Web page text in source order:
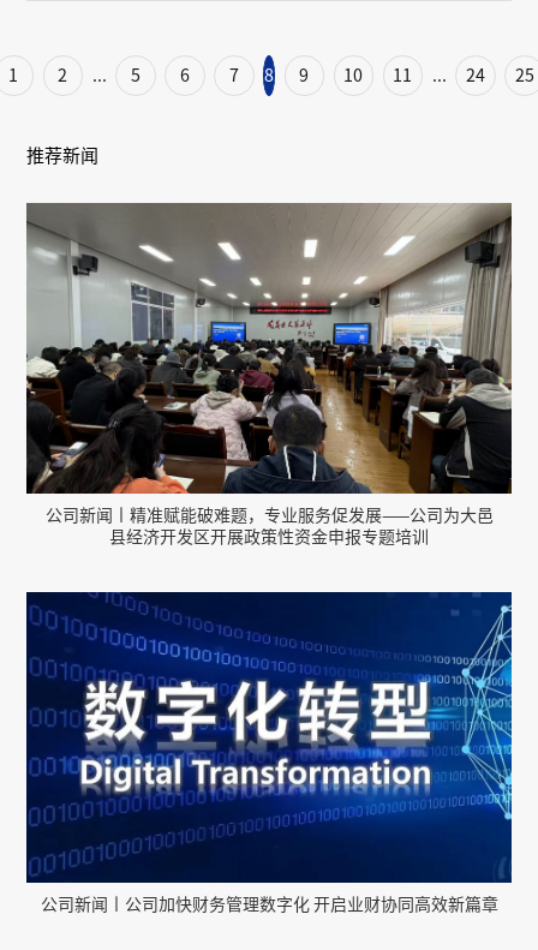
1 2 ... 5 6 7 8 9 10 11 ... 24 25
推荐新闻
公司新闻丨精准赋能破难题，专业服务促发展——公司为大邑
县经济开发区开展政策性资金申报专题培训
公司新闻丨公司加快财务管理数字化 开启业财协同高效新篇章